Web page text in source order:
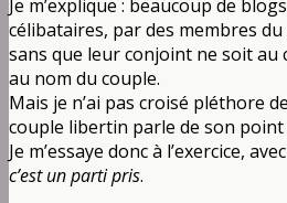
Je m’explique : beaucoup de
célibataires, par des membres
sans que leur conjoint ne soit
au nom du couple.
Mais je n’ai pas croisé pléthore
couple libertin parle de son
Je m’essaye donc à l’exercice,
c’est un parti pris.